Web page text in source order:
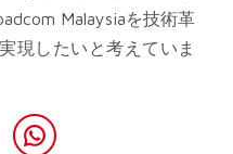
Malaysiaを技術革
現したいと考えていま